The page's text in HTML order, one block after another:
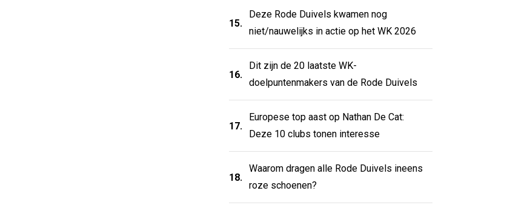
15.
Deze Rode Duivels kwamen nog
niet/nauwelijks in actie op het WK 2026
16.
Dit zijn de 20 laatste WK-
doelpuntenmakers van de Rode Duivels
17.
Europese top aast op Nathan De Cat:
Deze 10 clubs tonen interesse
18.
Waarom dragen alle Rode Duivels ineens
roze schoenen?